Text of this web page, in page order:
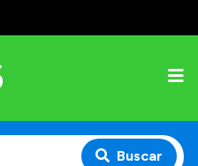
Buscar